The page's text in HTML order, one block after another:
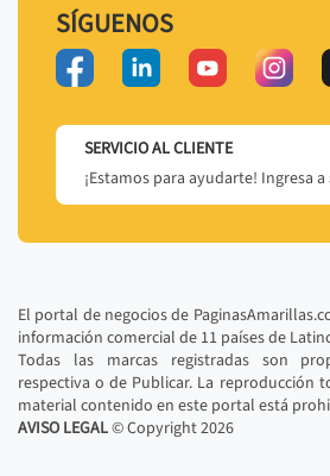
SÍGUENOS
SERVICIO AL CLIENTE
¡Estamos para ayudarte! Ingresa a
El portal de negocios de
información comercial de 11 países de
Todas las marcas registradas son
respectiva o de Publicar. La reproducción
material contenido en este portal está
AVISO LEGAL© Copyright2026